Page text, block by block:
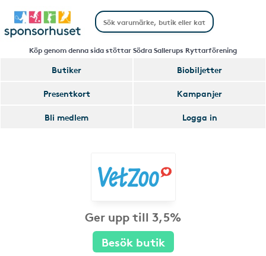
Köp genom denna sida stöttar Södra Sallerups Ryttarförening
Butiker
Biobiljetter
Presentkort
Kampanjer
Bli medlem
Logga in
Ger upp till 3,5%
Besök butik